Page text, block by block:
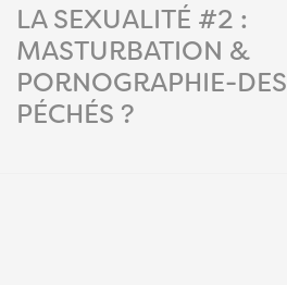
LA SEXUALITÉ #2 :
MASTURBATION &
PORNOGRAPHIE-DES
PÉCHÉS ?